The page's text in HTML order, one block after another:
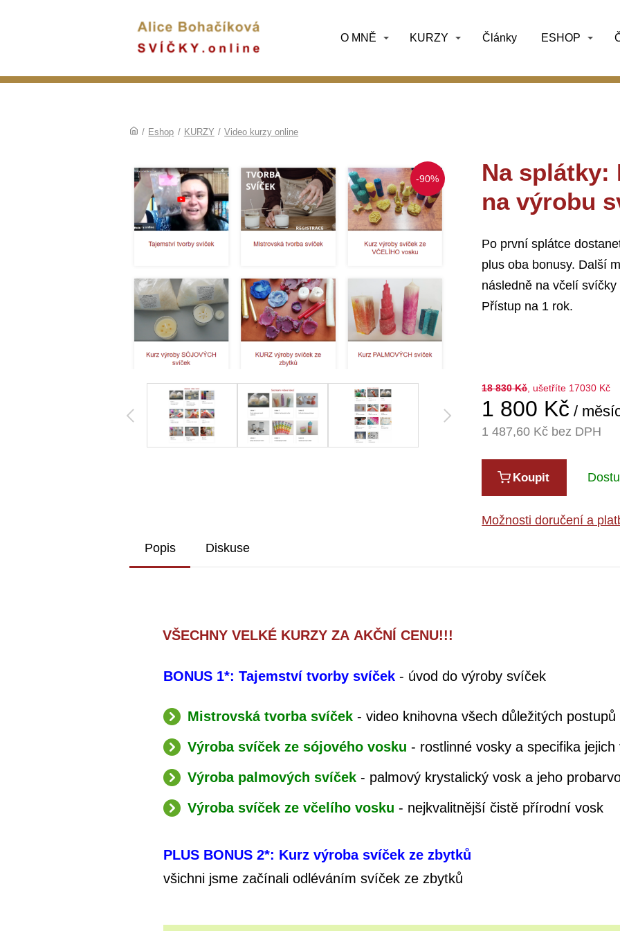
O MNĚ KURZY Články ESHOP
/ Eshop / KURZY / Video kurzy online
-90%
Na splátky:
na výrobu
Po první splátce
plus oba bonusy. Další
následně na včelí
Přístup na 1 rok.
18 830Kč, ušetříte 17030 Kč
1 800 Kč /
1 487,60 Kč bez DPH
Koupit
Možnosti doručení a
Popis Diskuse
VŠECHNY VELKÉ KURZY ZA AKČNÍ CENU!!!
BONUS 1*: Tajemství tvorby svíček - úvod do výroby svíček
Mistrovská tvorba svíček - video knihovna všech důležitých postupů
Výroba svíček ze sójového vosku - rostlinné vosky a specifika jejich
Výroba palmových svíček- palmový krystalický vosk a jeho
Výroba svíček ze včelího vosku - nejkvalitnější čistě přírodní vosk
PLUS BONUS 2*: Kurz výroba svíček ze zbytků
všichni jsme začínali odléváním svíček ze zbytků